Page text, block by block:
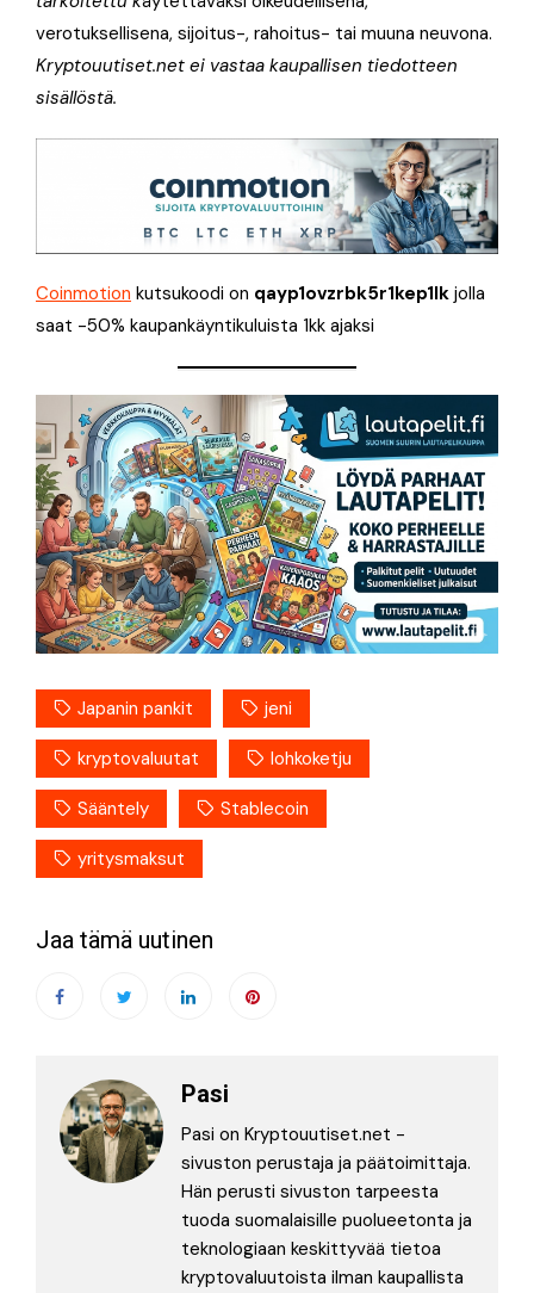
verotuksellisena, sijoitus-, rahoitus- tai muuna neuvona.
Kryptouutiset.net ei vastaa kaupallisen tiedotteen
sisällöstä.
Coinmotion kutsukoodi on qayp1ovzrbk5r1kep1lk jolla
saat -50% kaupankäyntikuluista 1kk ajaksi
Japanin pankit jeni
kryptovaluutat lohkoketju
Sääntely Stablecoin
yritysmaksut
Jaa tämä uutinen
Pasi
Pasi on Kryptouutiset.net -
sivuston perustaja ja päätoimittaja.
Hän perusti sivuston tarpeesta
tuoda suomalaisille puolueetonta ja
teknologiaan keskittyvää tietoa
kryptovaluutoista ilman kaupallista